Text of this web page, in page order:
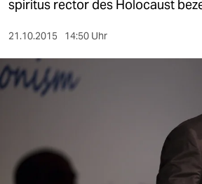
gesellschaft
sport
wahrheit
spiritus rector des Holocaust
21.10.2015 14:50 Uhr